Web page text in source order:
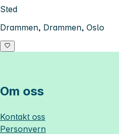
Sted
Drammen, Drammen, Oslo
Om oss
Kontakt oss
Personvern